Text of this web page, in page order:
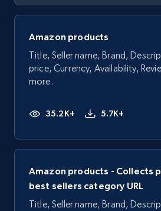
Amazon products
Title, Seller name, Brand,
price, Currency, Availability,
more.
35.2K+ 5.7K+
Amazon products - Collects
best sellers category URL
Title, Seller name, Brand,